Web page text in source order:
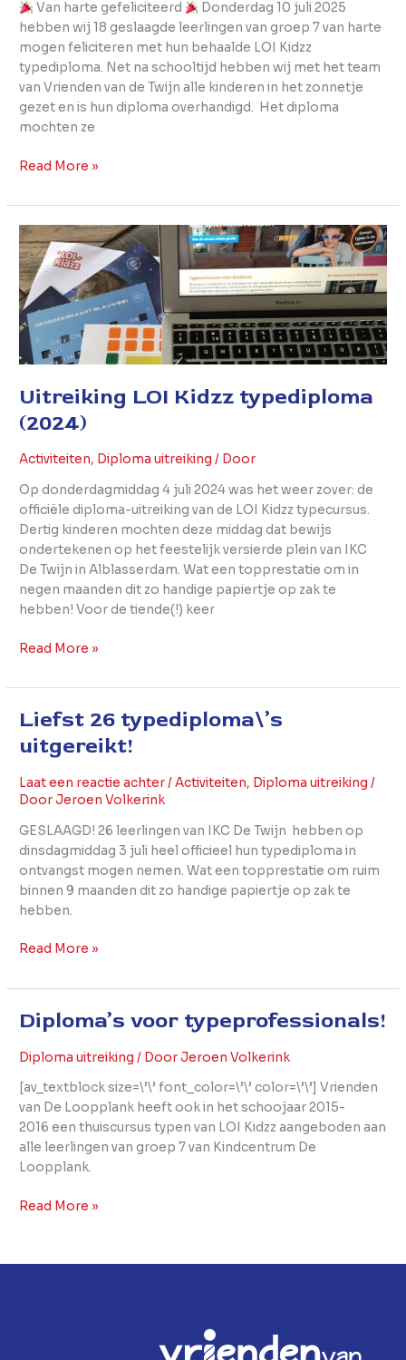
Van harte gefeliciteerd
Donderdag 10 juli 2025
hebben wij 18 geslaagde leerlingen van groep 7 van harte
mogen feliciteren met hun behaalde LOI Kidzz
typediploma. Net na schooltijd hebben wij met het team
van Vrienden van de Twijn alle kinderen in het zonnetje
gezet en is hun diploma overhandigd. Het diploma
mochten ze
Read More »
Uitreiking LOI Kidzz typediploma
(2024)
Activiteiten, Diploma uitreiking / Door
Op donderdagmiddag 4 juli 2024 was het weer zover: de
officiële diploma-uitreiking van de LOI Kidzz typecursus.
Dertig kinderen mochten deze middag dat bewijs
ondertekenen op het feestelijk versierde plein van IKC
De Twijn in Alblasserdam. Wat een topprestatie om in
negen maanden dit zo handige papiertje op zak te
hebben! Voor de tiende(!) keer
Uitreiking
LOI
Kidzz
typediploma
(2024)
Read More »
Liefst 26 typediploma\’s
uitgereikt!
Laat een reactie achter/Activiteiten, Diploma uitreiking /
DoorJeroen Volkerink
GESLAAGD! 26 leerlingen van IKC De Twijn hebben op
dinsdagmiddag 3 juli heel officieel hun typediploma in
ontvangst mogen nemen. Wat een topprestatie om ruim
binnen 9 maanden dit zo handige papiertje op zak te
hebben.
Liefst
26
typediploma\’s
uitgereikt!
Read More »
Diploma’s voor typeprofessionals!
Diploma uitreiking / DoorJeroen Volkerink
[av_textblock size=\’\’ font_color=\’\’ color=\’\’] Vrienden
van De Loopplank heeft ook in het schoojaar 2015-
2016 een thuiscursus typen van LOI Kidzz aangeboden aan
alle leerlingen van groep 7 van Kindcentrum De
Loopplank.
Diploma’s
voor
typeprofessionals!
Read More »